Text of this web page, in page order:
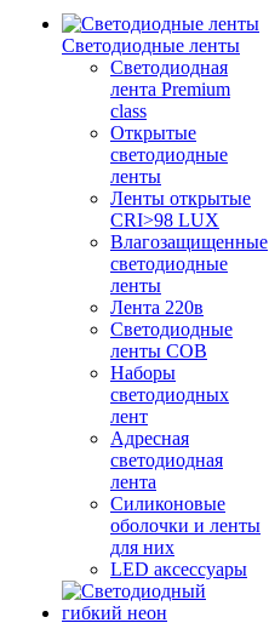
Светодиодные ленты
Светодиодная
лента Premium
class
Открытые
светодиодные
ленты
Ленты открытые
CRI>98 LUX
Влагозащищенные
светодиодные
ленты
Лента 220в
Светодиодные
ленты COB
Наборы
светодиодных
лент
Адресная
светодиодная
лента
Силиконовые
оболочки и ленты
для них
LED аксессуары